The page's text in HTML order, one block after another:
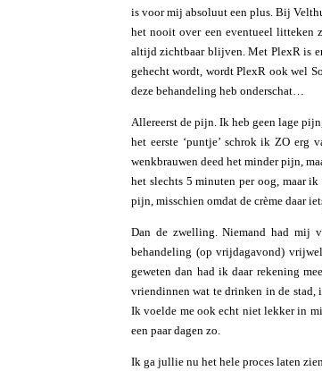
is voor mij absoluut een plus. Bij
het nooit over een eventueel litteken
altijd zichtbaar blijven. Met PlexR is
gehecht wordt, wordt PlexR ook wel
deze behandeling heb onderschat…
Allereerst de pijn. Ik heb geen lage
het eerste ‘puntje’ schrok ik ZO
wenkbrauwen deed het minder pijn,
het slechts 5 minuten per oog, maar
pijn, misschien omdat de crème daar
Dan de zwelling. Niemand had mij
behandeling (op vrijdagavond)
geweten dan had ik daar rekening
vriendinnen wat te drinken in de stad,
Ik voelde me ook echt niet lekker in
een paar dagen zo.
Ik ga jullie nu het hele proces laten